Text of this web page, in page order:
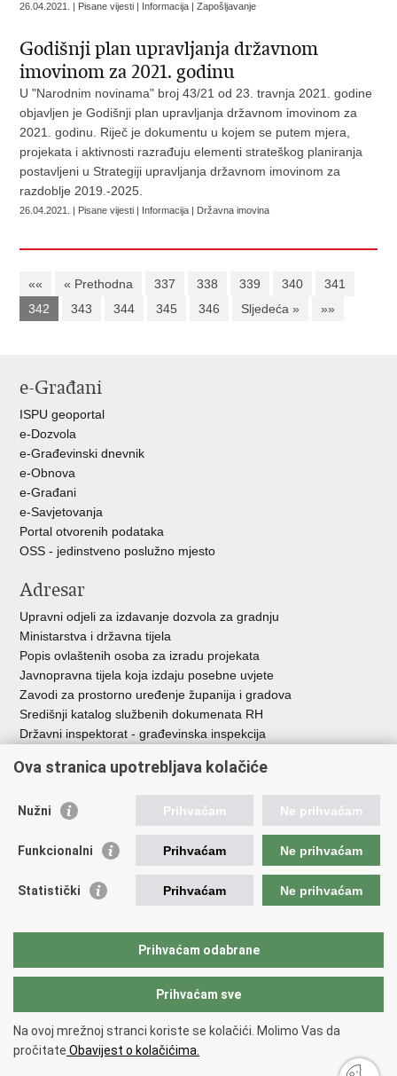
26.04.2021. | Pisane vijesti | Informacija | Zapošljavanje
Godišnji plan upravljanja državnom
imovinom za 2021. godinu
U "Narodnim novinama" broj 43/21 od 23. travnja 2021. godine
objavljen je Godišnji plan upravljanja državnom imovinom za
2021. godinu. Riječ je dokumentu u kojem se putem mjera,
projekata i aktivnosti razrađuju elementi strateškog planiranja
postavljeni u Strategiji upravljanja državnom imovinom za
razdoblje 2019.-2025.
26.04.2021. | Pisane vijesti | Informacija | Državna imovina
«« « Prethodna 337 338 339 340
341
342
343 344 345 346 Sljedeća » »»
e-Građani
ISPU geoportal
e-Dozvola
e-Građevinski dnevnik
e-Obnova
e-Građani
e-Savjetovanja
Portal otvorenih podataka
OSS - jedinstveno poslužno mjesto
Adresar
Upravni odjeli za izdavanje dozvola za gradnju
Ministarstva i državna tijela
Popis ovlaštenih osoba za izradu projekata
Javnopravna tijela koja izdaju posebne uvjete
Zavodi za prostorno uređenje županija i gradova
Središnji katalog službenih dokumenata RH
Državni inspektorat - građevinska inspekcija
Vlada Republike Hrvatske
Agencija za pravni promet i posredovanje nekretninama
Fond za zaštitu okoliša i energetsku učinkovitost
Državne nekretnine d.o.o.
Copyright © 2026 Ministarstvo prostornoga uređenja, graditeljstva i
državne imovine.
Uvjeti korištenja.Izjava o pristupačnosti
Ova stranica upotrebljava kolačiće
Nužni Prihvaćam Ne prihvaćam
Funkcionalni Prihvaćam Ne prihvaćam
Statistički Prihvaćam Ne prihvaćam
Prihvaćam odabrane
Prihvaćam sve
Na ovoj mrežnoj stranci koriste se kolačići. Molimo Vas da
pročitate Obavijest o kolačićima.